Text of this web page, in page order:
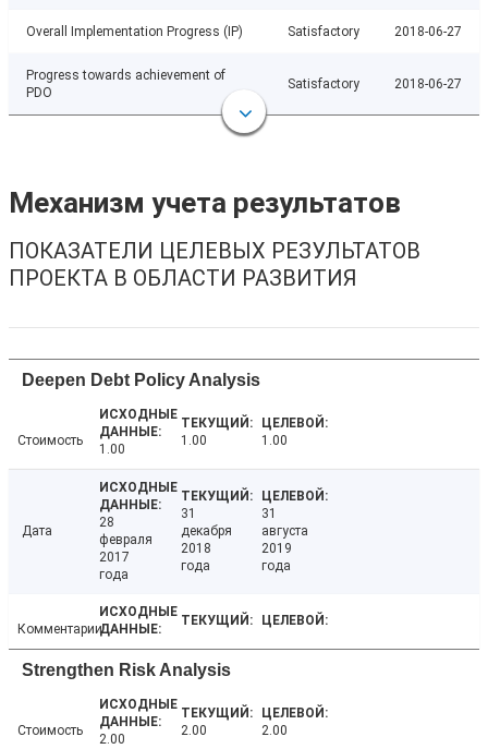
Overall Implementation Progress (IP) Satisfactory 2018-06-27
Progress towards achievement of
PDO
Satisfactory 2018-06-27
Механизм учета результатов
ПОКАЗАТЕЛИ ЦЕЛЕВЫХ РЕЗУЛЬТАТОВ
ПРОЕКТА В ОБЛАСТИ РАЗВИТИЯ
Deepen Debt Policy Analysis
Стоимость
1.00
1.00 1.00
Дата
28
февраля
2017
года
31
декабря
2018
года
31
августа
2019
года
Комментарии
Strengthen Risk Analysis
Стоимость
2.00
2.00 2.00